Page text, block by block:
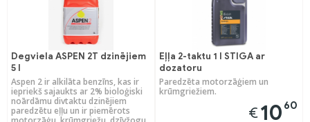
Degviela ASPEN 2T dzinējiem
5 l
Aspen 2 ir alkilāta benzīns, kas ir
iepriekš sajaukts ar 2% bioloģiski
noārdāmu divtaktu dzinējiem
paredzētu eļļu un ir piemērots
Eļļa 2-taktu 1 l STIGA ar
dozatoru
Paredzēta motorzāģiem un
krūmgriežiem.
€10 60